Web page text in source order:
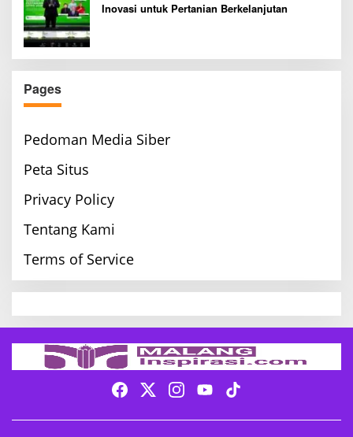
Inovasi untuk Pertanian Berkelanjutan
Pages
Pedoman Media Siber
Peta Situs
Privacy Policy
Tentang Kami
Terms of Service